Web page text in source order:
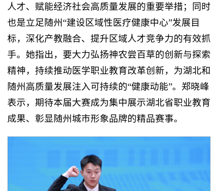
人才、赋能经济社会高质量发展的重要举措；同时
也是立足随州“建设区域性医疗健康中心”发展目
标，深化产教融合、提升区域人才竞争力的有效抓
手。她指出，要大力弘扬神农尝百草的创新与探索
精神，持续推动医学职业教育改革创新，为湖北和
随州高质量发展注入可持续的“健康动能”。郑晓峰
表示，期待本届大赛成为集中展示湖北省职业教育
成果、彰显随州城市形象品牌的精品赛事。